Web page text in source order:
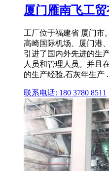
厦门雁南飞工贸
工厂位于福建省 厦门市
高崎国际机场、厦门港
引进了国内外先进的生
人员和管理人员。并且
的生产经验,石灰年生产
联系电话: 180 3780 8511